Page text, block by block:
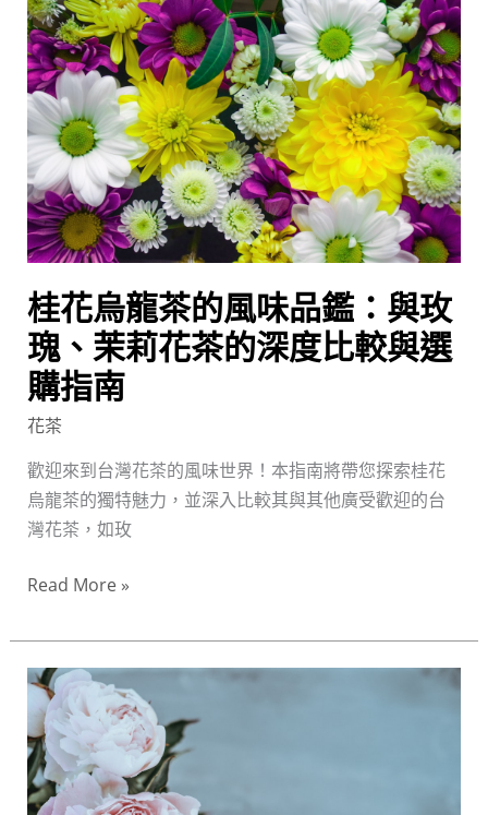
桂花烏龍茶的風味品鑑：與玫
瑰、茉莉花茶的深度比較與選
購指南
花茶
歡迎來到台灣花茶的風味世界！本指南將帶您探索桂花
烏龍茶的獨特魅力，並深入比較其與其他廣受歡迎的台
灣花茶，如玫
花
烏
龍
茶
的
風
味
品
鑑：
玫
瑰、
茉
莉
花
茶
的
深
度
比
與
選
購
指
南
Read More »
桂
花
烏
龍
茶